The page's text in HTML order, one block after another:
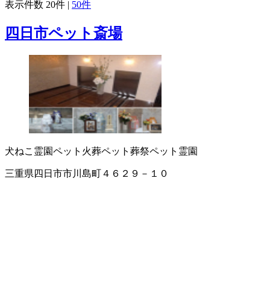
表示件数 20件 | 50件
四日市ペット斎場
犬ねこ霊園ペット火葬ペット葬祭ペット霊園
三重県四日市市川島町４６２９－１０